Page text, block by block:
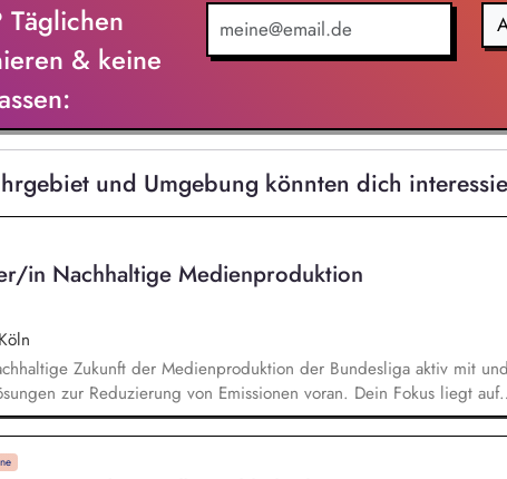
& keine
und Umgebung könnten dich
in Nachhaltige Medienproduktion
Köln
Zukunft der Medienproduktion der Bundesliga aktiv mit und
zur Reduzierung von Emissionen voran. Dein Fokus liegt auf
von TV-Produktionskonzepten hinsichtlich
einer Machbarkeitsstudie zur emissionsfreien USV-
der Koordination interner und externer Stakeholder.